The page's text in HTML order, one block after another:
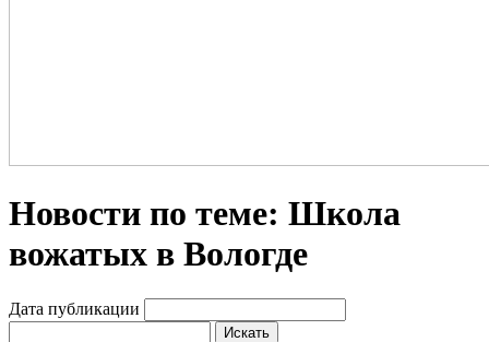
Новости по теме: Школа
вожатых в Вологде
Дата публикации
Искать